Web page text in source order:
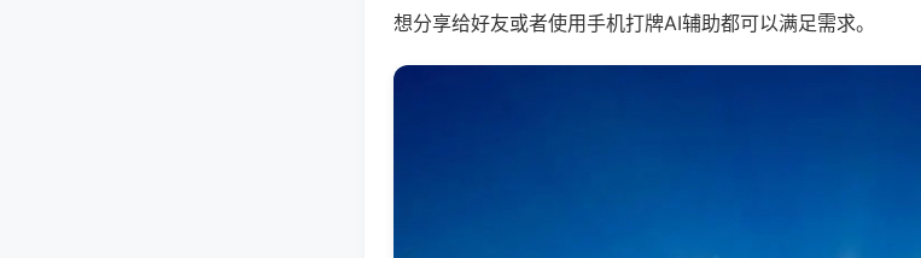
想分享给好友或者使用手机打牌AI辅助都可以满足需求。